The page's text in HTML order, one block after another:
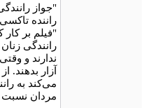
"جواز
راننده
"فیلم بر کار
رانندگی
ندارند و
آزار بدهند.
می‌کند به
مردان نسبت